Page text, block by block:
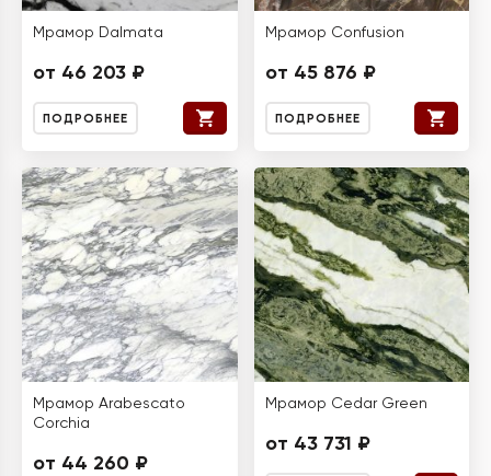
Мрамор Dalmata
от 46 203 ₽
ПОДРОБНЕЕ
Мрамор Confusion
от 45 876 ₽
ПОДРОБНЕЕ
Мрамор Arabescato
Corchia
от 44 260 ₽
Мрамор Cedar Green
от 43 731 ₽